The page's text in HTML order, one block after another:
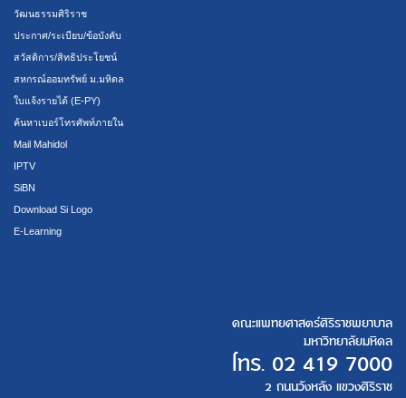
วัฒนธรรมศิริราช
ประกาศ/ระเบียบ/ข้อบังคับ
สวัสดิการ/สิทธิประโยชน์
สหกรณ์ออมทรัพย์ ม.มหิดล
ใบแจ้งรายได้ (E-PY)
ค้นหาเบอร์โทรศัพท์ภายใน
Mail Mahidol
IPTV
SiBN
Download Si Logo
E-Learning
คณะแพทยศาสตร์ศิริราชพยาบาล
มหาวิทยาลัยมหิดล
โทร. 02 419 7000
2 ถนนวังหลัง แขวงศิริราช